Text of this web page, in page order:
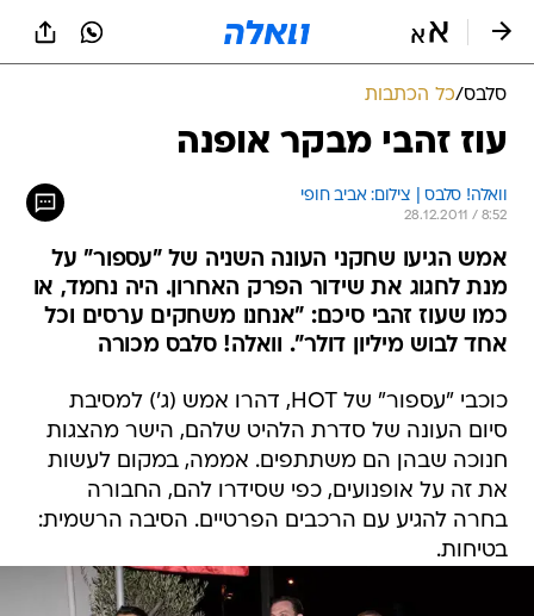
סלבס/כל הכתבות
עוז זהבי מבקר אופנה
וואלה! סלבס | צילום: אביב חופי
28.12.2011 / 8:52
אמש הגיעו שחקני העונה השניה של "עספור" על
מנת לחגוג את שידור הפרק האחרון. היה נחמד, או
כמו שעוז זהבי סיכם: "אנחנו משחקים ערסים וכל
אחד לבוש מיליון דולר". וואלה! סלבס מכורה
כוכבי "עספור" של HOT, דהרו אמש (ג') למסיבת
סיום העונה של סדרת הלהיט שלהם, הישר מהצגות
חנוכה שבהן הם משתתפים. אממה, במקום לעשות
את זה על אופנועים, כפי שסידרו להם, החבורה
בחרה להגיע עם הרכבים הפרטיים. הסיבה הרשמית:
בטיחות.